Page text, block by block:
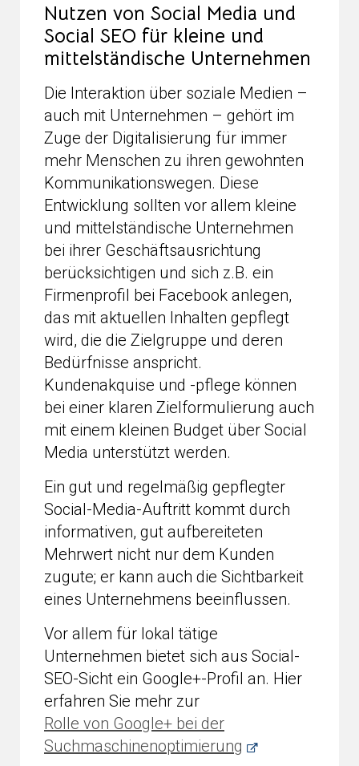
Nutzen von Social Media und
Social SEO für kleine und
mittelständische Unternehmen
Die Interaktion über soziale Medien –
auch mit Unternehmen – gehört im
Zuge der Digitalisierung für immer
mehr Menschen zu ihren gewohnten
Kommunikationswegen. Diese
Entwicklung sollten vor allem kleine
und mittelständische Unternehmen
bei ihrer Geschäftsausrichtung
berücksichtigen und sich z.B. ein
Firmenprofil bei Facebook anlegen,
das mit aktuellen Inhalten gepflegt
wird, die die Zielgruppe und deren
Bedürfnisse anspricht.
Kundenakquise und -pflege können
bei einer klaren Zielformulierung auch
mit einem kleinen Budget über Social
Media unterstützt werden.
Ein gut und regelmäßig gepflegter
Social-Media-Auftritt kommt durch
informativen, gut aufbereiteten
Mehrwert nicht nur dem Kunden
zugute; er kann auch die Sichtbarkeit
eines Unternehmens beeinflussen.
Vor allem für lokal tätige
Unternehmen bietet sich aus Social-
SEO-Sicht ein Google+-Profil an. Hier
erfahren Sie mehr zur
Rolle von Google+ bei der
Suchmaschinenoptimierung